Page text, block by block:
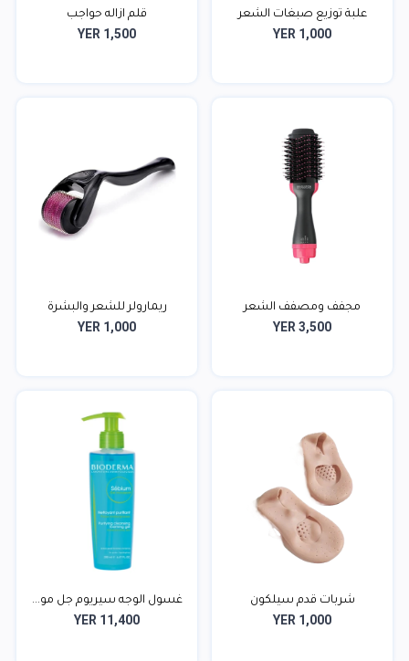
علبة توزيع صبغات الشعر
YER 1,000
قلم ازاله حواجب
YER 1,500
مجفف ومصفف الشعر
YER 3,500
ريمارولر للشعر والبشرة
YER 1,000
شربات قدم سيلكون
YER 1,000
غسول الوجه سيريوم جل مو...
YER 11,400